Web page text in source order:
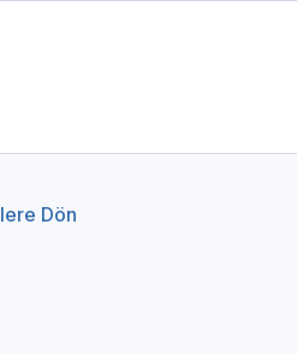
Dön